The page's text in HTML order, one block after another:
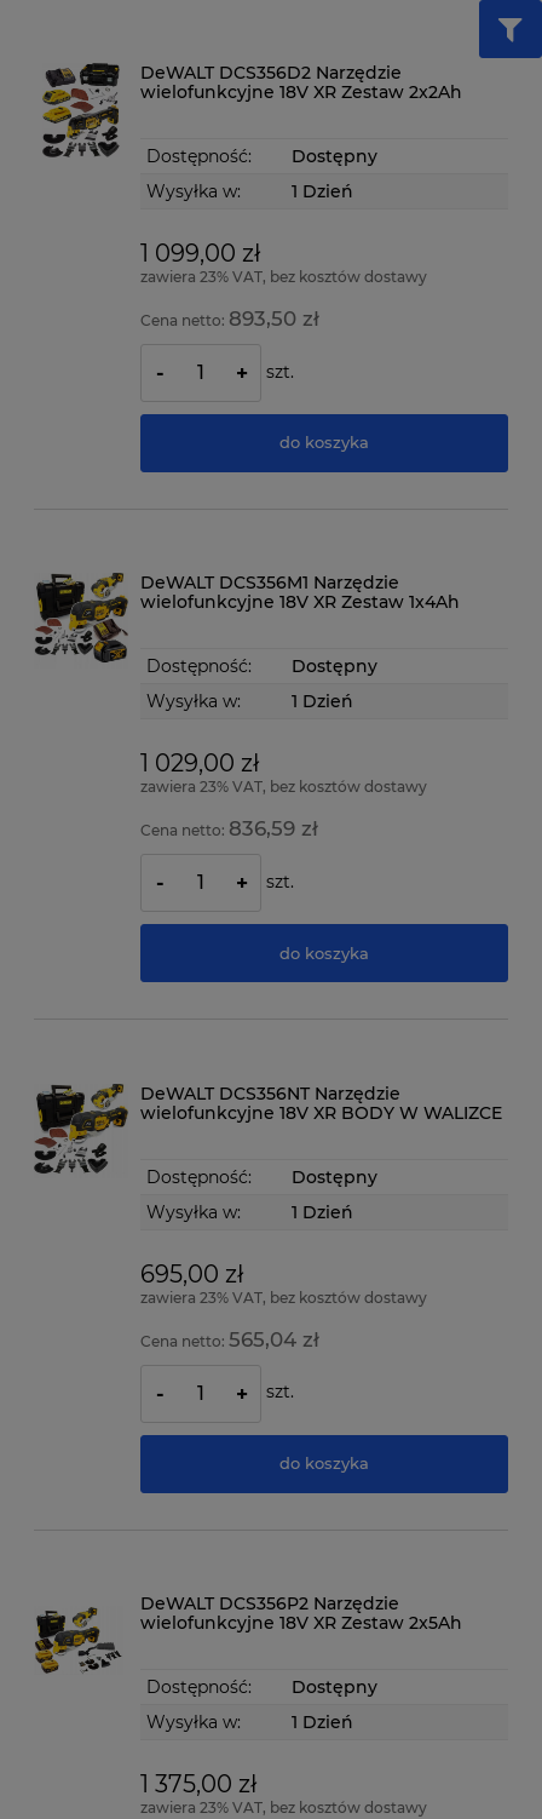
DeWALT DCS356D2 Narzędzie
wielofunkcyjne 18V XR Zestaw 2x2Ah
Dostępność:
Dostępny
Wysyłka w:
1 Dzień
1 099,00 zł
zawiera 23% VAT, bez kosztów dostawy
Cena netto: 893,50 zł
- + szt.
do koszyka
DeWALT DCS356M1 Narzędzie
wielofunkcyjne 18V XR Zestaw 1x4Ah
Dostępność:
Dostępny
Wysyłka w:
1 Dzień
1 029,00 zł
zawiera 23% VAT, bez kosztów dostawy
Cena netto: 836,59 zł
- + szt.
do koszyka
DeWALT DCS356NT Narzędzie
wielofunkcyjne 18V XR BODY W WALIZCE
Dostępność:
Dostępny
Wysyłka w:
1 Dzień
695,00 zł
zawiera 23% VAT, bez kosztów dostawy
Cena netto:565,04 zł
- + szt.
do koszyka
DeWALT DCS356P2 Narzędzie
wielofunkcyjne 18V XR Zestaw 2x5Ah
Dostępność:
Dostępny
Wysyłka w:
1 Dzień
1 375,00 zł
zawiera 23% VAT, bez kosztów dostawy